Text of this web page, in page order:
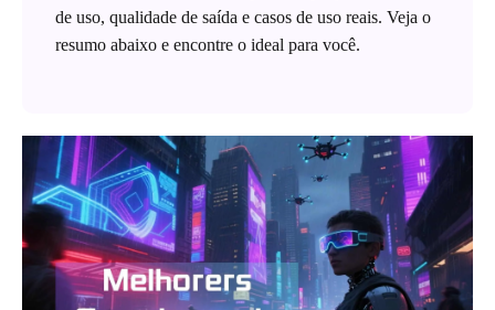
de uso, qualidade de saída e casos de uso reais. Veja o
resumo abaixo e encontre o ideal para você.